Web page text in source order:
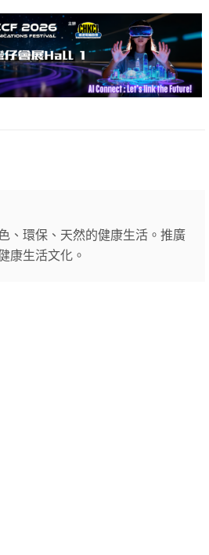
、環保、天然的健康生活。推廣
康生活文化。